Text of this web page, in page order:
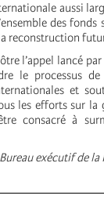
aussi
des
reconstruction
l’appel lancé
le processus
et
les efforts sur
consacré à
exécutif de